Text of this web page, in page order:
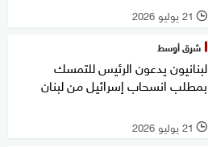
l 21 يوليو 2026
شرق أوسط
لبنانيون يدعون الرئيس للتمسك
بمطلب انسحاب إسرائيل من لبنان
l 21 يوليو 2026